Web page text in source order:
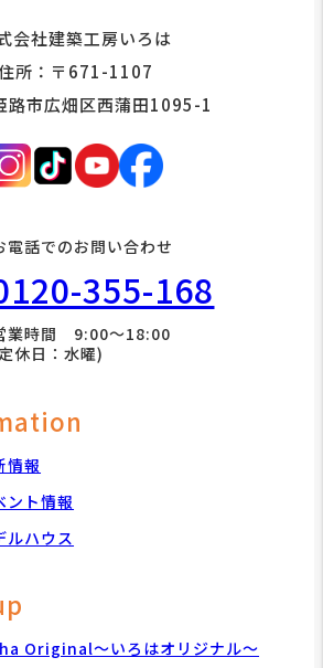
会社建築工房いろは
所：〒671-1107
路市広畑区西蒲田1095-1
電話でのお問い合わせ
355-168
業時間 9:00～18:00
休日：水曜)
情報
ント情報
ルハウス
Original～いろはオリジナル～